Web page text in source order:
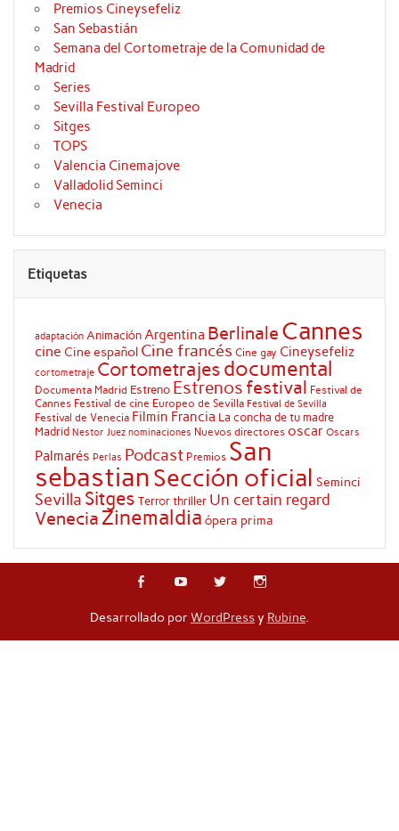
Premios Cineysefeliz
San Sebastián
Semana del Cortometraje de la Comunidad de
Madrid
Series
Sevilla Festival Europeo
Sitges
TOPS
Valencia Cinemajove
Valladolid Seminci
Venecia
Etiquetas
adaptación AnimaciónArgentina Berlinale Cannes
cine Cine español Cine francés Cine gay Cineysefeliz
cortometraje Cortometrajes documental
Documenta Madrid Estreno Estrenos festival Festival de
Cannes Festival de cine Europeo de Sevilla Festival de Sevilla
Festival de Venecia Filmin Francia La concha de tu madre
Madrid Nestor Juez nominaciones Nuevos directores oscar Oscars
Palmarés Perlas Podcast Premios San
sebastianSección oficial Seminci
Sevilla Sitges Terrorthriller Un certain regard
Venecia Zinemaldia ópera prima
Desarrollado por WordPressy Rubine